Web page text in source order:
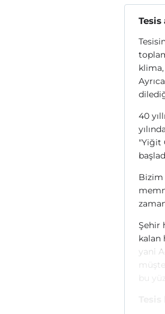
Tesis
klima,
40
"Yiğit
Şehir
kalan
yani
bu